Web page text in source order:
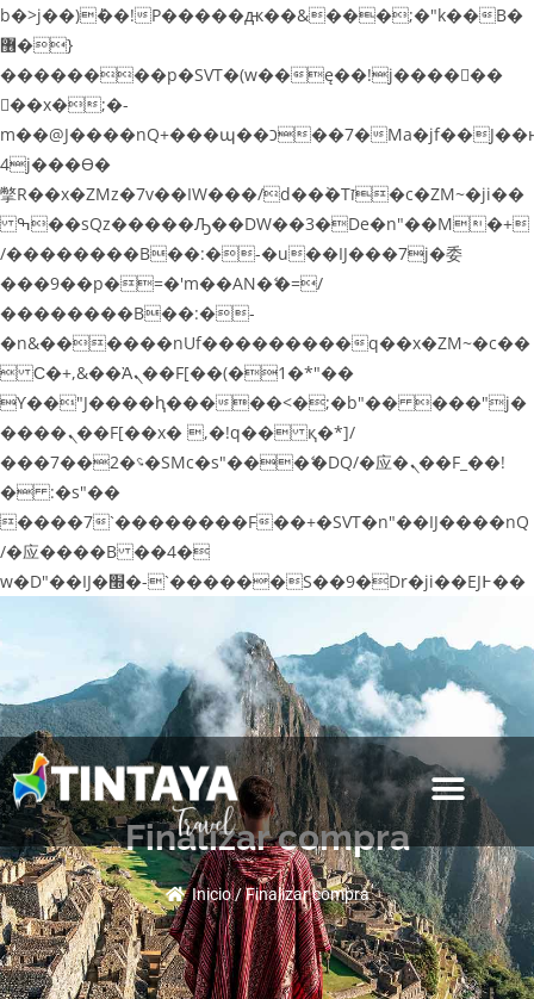
b�>j��)΄��!P�����ԫ��&���;�"k��B�
޶�}
��������p�SVT�(w��ę��!j������
��x�;�-
m��@J����nQ+���պ��כ��7�Ma�jf��J��ͱ
4j���Ѳ�
撆R��x�ZMz�7v��IW���/d��ٞ�Тז�c�ZM~�ji��
ߒ��sQz�����Ԡ��DW��3�De�n"��M�+
/��������B��:�-�u��IJ���7j�委
���9��p�=�'m��AN�ޭ�=/
��������B��:�-
�n&������nUf���������q��x�ZM~�c��
 Ϲ�+,&��Ὰܢ��F[��(�1�*"��
ϒ��"J����ԧ�����<�;�b"�� ���"j�
����ܢ��F[��x� ,�!q�� қ�*]/
���؝�2��7�SMc�s"���ޭ�DQ/�应�ܢ��F_��!
� :�s"��
����7`��������F��+�SVT�n"��IJ����nQ
/�应����B ��4�
w�D"��IJ�׭�-`������S��9�Dr�ji��EJ߅��
矁[��x�ZM~�n"��IB؃��!'����Тѕ��+��(
m��IK�ʭ�/|��ϐܢ��F[��x�ZMz�G�� %嬩
�/c��������[[��<�RI:�:c��MΎ��:z�졾
�ܢ��F[��R�ZM~�D
Finalizar compra
Inicio / Finalizar compra